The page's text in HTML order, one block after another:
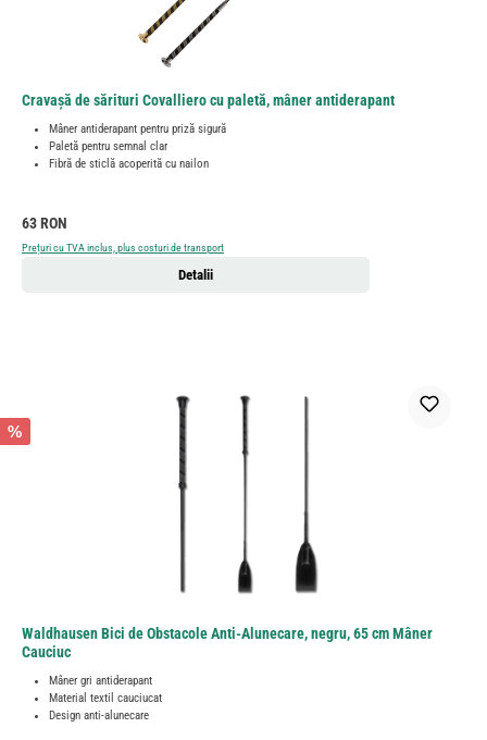
Cravașă de sărituri Covalliero cu paletă, mâner antiderapant
Mâner antiderapant pentru priză sigură
Paletă pentru semnal clar
Fibră de sticlă acoperită cu nailon
Preț obișnuit:
63 RON
Prețuri cu TVA inclus, plus costuri de transport
Detalii
%
Waldhausen Bici de Obstacole Anti-Alunecare, negru, 65 cm Mâner
Cauciuc
Mâner gri antiderapant
Material textil cauciucat
Design anti-alunecare